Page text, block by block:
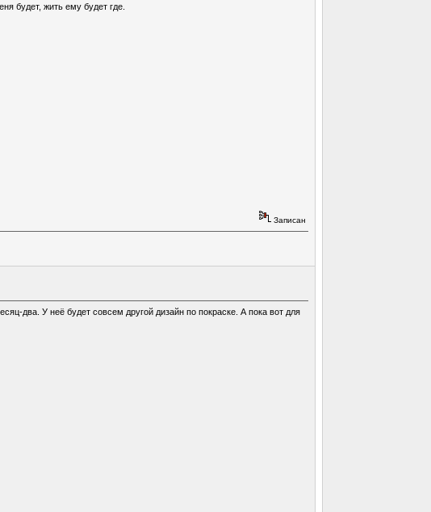
будет, жить ему будет где.
Записан
два. У неё будет совсем другой дизайн по покраске. А пока вот для